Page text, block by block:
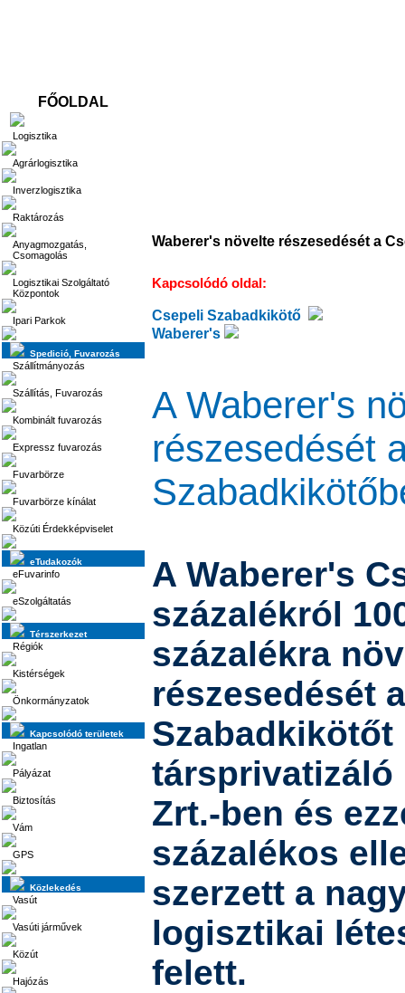
FŐOLDAL
Logisztika
Agrárlogisztika
Inverzlogisztika
Raktározás
Anyagmozgatás,
Csomagolás
Logisztikai Szolgáltató
Központok
Ipari Parkok
Spedició, Fuvarozás
Szállítmányozás
Szállítás, Fuvarozás
Kombinált fuvarozás
Expressz fuvarozás
Fuvarbörze
Fuvarbörze kínálat
Közúti Érdekképviselet
eTudakozók
eFuvarinfo
eSzolgáltatás
Térszerkezet
Régiók
Kistérségek
Önkormányzatok
Kapcsolódó területek
Ingatlan
Pályázat
Biztosítás
Vám
GPS
Közlekedés
Vasút
Vasúti járművek
Közút
Hajózás
Waberer's növelte részesedését a
Kapcsolódó oldal:
Csepeli Szabadkikötő
Waberer's
A Waberer's
részesedését
A Waberer's
százalékról
százalékra
részesedését
Szabadkikötőt
társprivatizáló
Zrt.-ben és
százalékos
szerzett a
logisztikai
felett.